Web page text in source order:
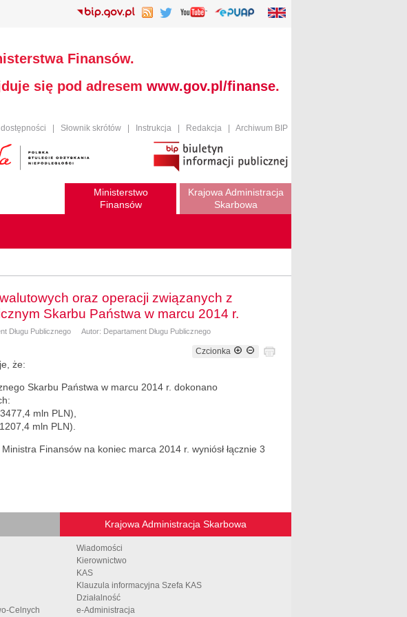
Finansów.
się pod adresem www.gov.pl/finanse.
Słownik skrótów Instrukcja Redakcja Archiwum BIP
Ministerstwo
Finansów
Krajowa Administracja
Skarbowa
oraz operacji związanych z
Skarbu Państwa w marcu 2014 r.
Długu Publicznego Autor: Departament Długu Publicznego
Czcionka
że:
Skarbu Państwa w marcu 2014 r. dokonano
mln PLN),
mln PLN).
Finansów na koniec marca 2014 r. wyniósł łącznie 3
Celnych
Krajowa Administracja Skarbowa
Wiadomości
Kierownictwo
KAS
Klauzula informacyjna Szefa KAS
Działalność
e-Administracja